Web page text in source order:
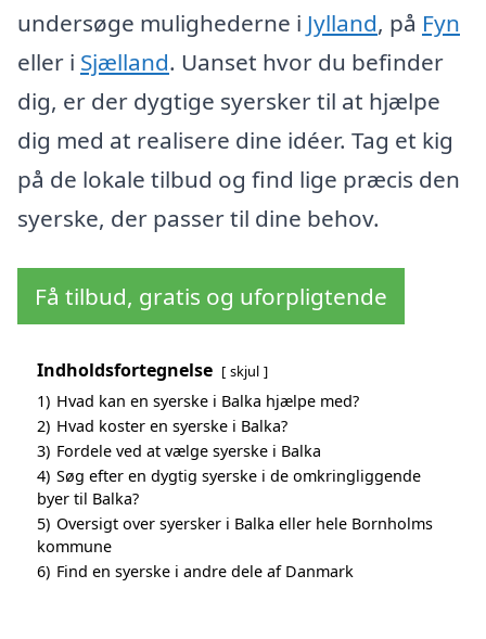
undersøge mulighederne i Jylland, på Fyn
eller i Sjælland. Uanset hvor du befinder
dig, er der dygtige syersker til at hjælpe
dig med at realisere dine idéer. Tag et kig
på de lokale tilbud og find lige præcis den
syerske, der passer til dine behov.
Få tilbud, gratis og uforpligtende
Indholdsfortegnelse skjul
1) Hvad kan en syerske i Balka hjælpe med?
2) Hvad koster en syerske i Balka?
3) Fordele ved at vælge syerske i Balka
4) Søg efter en dygtig syerske i de omkringliggende
byer til Balka?
5) Oversigt over syersker i Balka eller hele Bornholms
kommune
6) Find en syerske i andre dele af Danmark